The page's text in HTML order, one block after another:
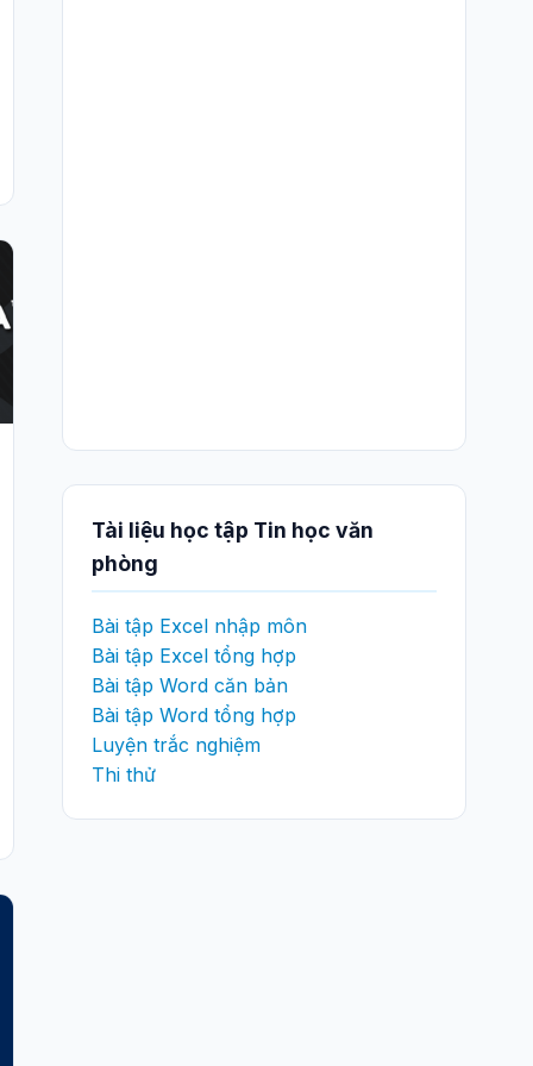
Tài liệu học tập Tin học văn
phòng
Bài tập Excel nhập môn
Bài tập Excel tổng hợp
Bài tập Word căn bản
Bài tập Word tổng hợp
Luyện trắc nghiệm
Thi thử